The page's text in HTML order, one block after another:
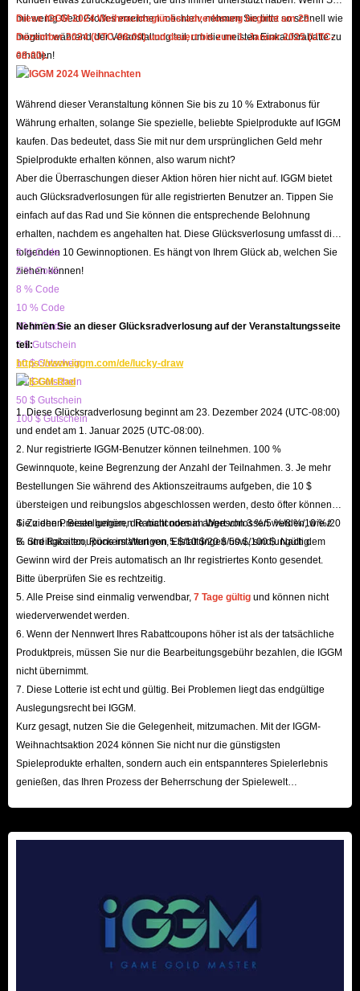
Partnerprogramm beizutreten, können Sie auch bessere Rabatte genießen,
um billigeres Whitemane.gg Gold zu kaufen. Du kannst dir sogar ein
gewisses Taschengeld verdienen, warum nicht?
Andererseits kann die überwiegende Mehrheit der Bestellungen in 20
Effizienz und unseren gut sortierten Lagerbeständen sind. Egal, ob Sie
beim Kauf von Whitemane Gold Fragen haben, wir werden unser Bestes
geben, um Ihre Probleme zu lösen.
Schritte zum Kauf von Whitemane Maelstrom
Gold bei IGGM.com
1. Wählen Sie den Server „Maelstrom Alliance“ oder „Maelstrom Horde“
aus;
2. Bestimmen Sie die Bestellmenge, klicken Sie auf 'JETZT KAUFEN'
oder 'IN DEN WARENKORB';
sie;
4. Wählen Sie eine Liefermethode aus und füllen Sie diese deutlich aus, z.
B. „Post im Spiel“, „Auktionshaus“ oder „Von Angesicht zu Angesicht“.
4. Wählen Sie eine Zahlungsmethode aus und schließen Sie die Zahlung
ab, um auf die Lieferung zu warten.
Alles in allem ist IGGM.com der beste Handelsplatz für Sie, um günstiges
Whitemane Maelstrom Alliance/Horde Gold zu kaufen. Wir freuen uns
darauf, Ihnen dabei zu helfen, Ihre größten Erfolge und Spielerlebnisse zu
erzielen.
mit wenig Geld Großes erreichen möchten, nehmen Sie bitte so schnell wie
möglich während der Veranstaltung teil, um die meisten Einkaufsrabatte zu
erhalten!
Diese IGGM 2024 Weihnachtsglücksradverlosung beginnt am 23.
Dezember 2024 (UTC-08:00) und dauert bis zum 1. Januar 2025 (UTC-
08:00).
Während dieser Veranstaltung können Sie bis zu 10 % Extrabonus für
Währung erhalten, solange Sie spezielle, beliebte Spielprodukte auf IGGM
kaufen. Das bedeutet, dass Sie mit nur dem ursprünglichen Geld mehr
Spielprodukte erhalten können, also warum nicht?
Aber die Überraschungen dieser Aktion hören hier nicht auf. IGGM bietet
auch Glücksradverlosungen für alle registrierten Benutzer an. Tippen Sie
einfach auf das Rad und Sie können die entsprechende Belohnung
erhalten, nachdem es angehalten hat. Diese Glücksverlosung umfasst die
folgenden 10 Gewinnoptionen. Es hängt von Ihrem Glück ab, welchen Sie
ziehen können!
3 % Code
5 % Code
8 % Code
10 % Code
20 % Code
5 $ Gutschein
10 $ Gutschein
20 $ Gutschein
50 $ Gutschein
100 $ Gutschein
Nehmen Sie an dieser Glücksradverlosung auf der Veranstaltungsseite
teil:
https://www.iggm.com/de/lucky-draw
1. Diese Glücksradverlosung beginnt am 23. Dezember 2024 (UTC-08:00)
und endet am 1. Januar 2025 (UTC-08:00).
2. Nur registrierte IGGM-Benutzer können teilnehmen. 100 %
Gewinnquote, keine Begrenzung der Anzahl der Teilnahmen. 3. Je mehr
Bestellungen Sie während des Aktionszeitraums aufgeben, die 10 $
übersteigen und reibungslos abgeschlossen werden, desto öfter können
Sie ziehen. Bestellungen, die nicht normal abgeschlossen werden, wie z.
B. Streitigkeiten, Rückerstattungen, Erstattungen usw., sind ungültig.
4. Zu den Preisen gehören Rabattcodes im Wert von 3 %/5 %/8 %/10 %/20
% und Rabattcoupons im Wert von 5 $/10 $/20 $/50 $/100 $. Nach dem
Gewinn wird der Preis automatisch an Ihr registriertes Konto gesendet.
Bitte überprüfen Sie es rechtzeitig.
5. Alle Preise sind einmalig verwendbar, 7 Tage gültig und können nicht
wiederverwendet werden.
6. Wenn der Nennwert Ihres Rabattcoupons höher ist als der tatsächliche
Produktpreis, müssen Sie nur die Bearbeitungsgebühr bezahlen, die IGGM
nicht übernimmt.
7. Diese Lotterie ist echt und gültig. Bei Problemen liegt das endgültige
Auslegungsrecht bei IGGM.
Kurz gesagt, nutzen Sie die Gelegenheit, mitzumachen. Mit der IGGM-
Weihnachtsaktion 2024 können Sie nicht nur die günstigsten
Spieleprodukte erhalten, sondern auch ein entspannteres Spielerlebnis
genießen, das Ihren Prozess der Beherrschung der Spielewelt